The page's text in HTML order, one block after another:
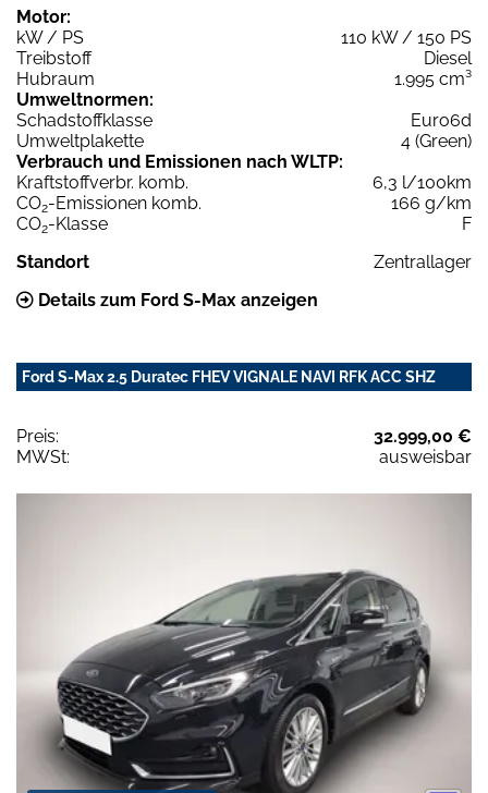
Motor:
kW / PS
110 kW / 150 PS
Treibstoff
Diesel
Hubraum
1.995 cm³
Umweltnormen:
Schadstoffklasse
Euro6d
Umweltplakette
4 (Green)
Verbrauch und Emissionen nach WLTP:
Kraftstoffverbr. komb.
6,3 l/100km
CO2-Emissionen komb.
166 g/km
CO2-Klasse
F
Standort
Zentrallager
Details zum Ford S-Max anzeigen
Ford S-Max 2.5 Duratec FHEV VIGNALE NAVI RFK ACC SHZ
Preis:
32.999,00 €
MWSt:
ausweisbar